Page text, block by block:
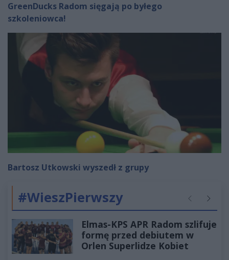
GreenDucks Radom sięgają po byłego
szkoleniowca!
Bartosz Utkowski wyszedł z grupy
#WieszPierwszy Poprzednie
Elmas-KPS APR Radom szlifuje
formę przed debiutem w
Orlen Superlidze Kobiet